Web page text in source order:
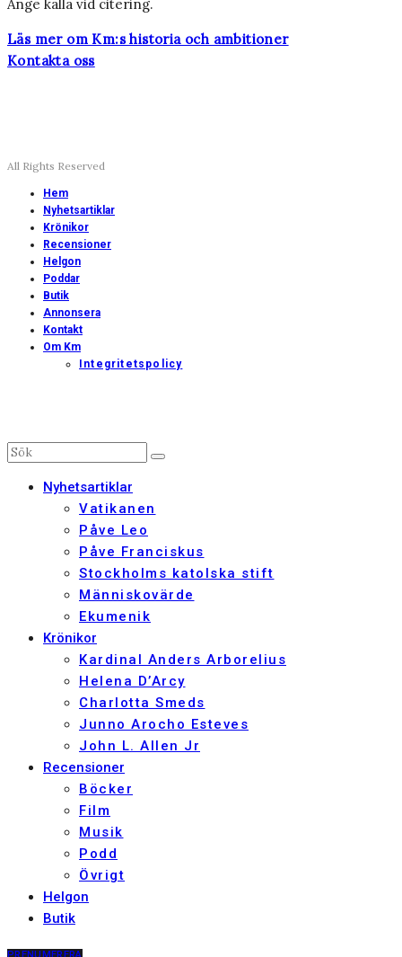
Ange källa vid citering.
Läs mer om Km:s historia och ambitioner
Kontakta oss
All Rights Reserved
Hem
Nyhetsartiklar
Krönikor
Recensioner
Helgon
Poddar
Butik
Annonsera
Kontakt
Om Km
Integritetspolicy
Nyhetsartiklar
Vatikanen
Påve Leo
Påve Franciskus
Stockholms katolska stift
Människovärde
Ekumenik
Krönikor
Kardinal Anders Arborelius
Helena D’Arcy
Charlotta Smeds
Junno Arocho Esteves
John L. Allen Jr
Recensioner
Böcker
Film
Musik
Podd
Övrigt
Helgon
Butik